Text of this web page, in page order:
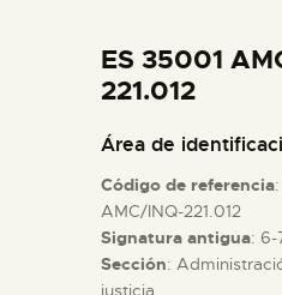
COLECCIONES
ESPAÑOL
PREPARAR
ES 35001
221.012
Área de
Código de referencia
AMC/INQ-221.012
Signatura antigua: 6-
Sección:
justicia